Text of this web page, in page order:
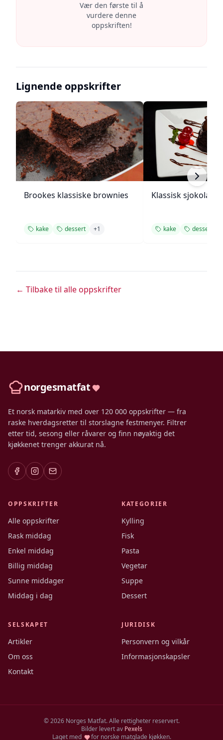
Vær den første til å
vurdere denne
oppskriften!
Lignende oppskrifter
Brookes klassiske brownies
kake dessert +1
Klassisk
kake dessert
← Tilbake til alle oppskrifter
norgesmatfat
Et norsk matarkiv med over 120 000 oppskrifter — fra
raske hverdagsretter til storslagne festmenyer. Filtrer
etter tid, sesong eller råvarer og finn nøyaktig det
kjøkkenet trenger akkurat nå.
OPPSKRIFTER
Alle oppskrifter
Rask middag
Enkel middag
Billig middag
Sunne middager
Middag i dag
KATEGORIER
Kylling
Fisk
Pasta
Vegetar
Suppe
Dessert
SELSKAPET
Artikler
Om oss
Kontakt
JURIDISK
Personvern og vilkår
Informasjonskapsler
©2026Norges Matfat. Alle rettigheter reservert.
Bilder levert av Pexels
Laget med
for norske matglade kjøkken.